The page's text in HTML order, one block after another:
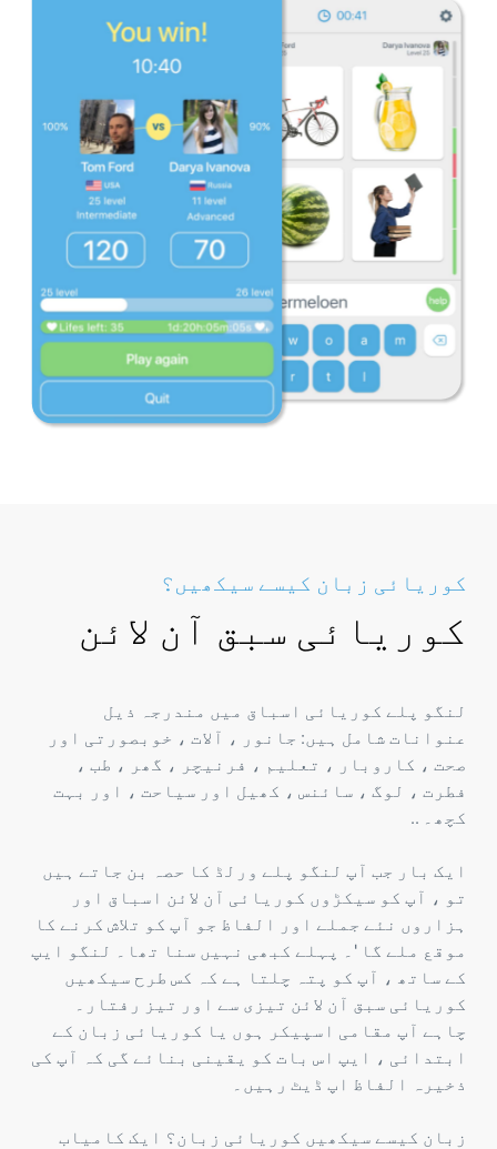
کوریائی زبان کیسے سیکھیں؟
کوریائی سبق آن لائن
لنگو پلے کوریائی اسباق میں مندرجہ ذیل
عنوانات شامل ہیں: جانور ، آلات ، خوبصورتی اور
صحت ، کاروبار ، تعلیم ، فرنیچر ، گھر ، طب ،
فطرت ، لوگ ، سائنس ، کھیل اور سیاحت ، اور بہت
کچھ۔ ..
ایک بار جب آپ لنگو پلے ورلڈ کا حصہ بن جاتے ہیں
تو ، آپ کو سیکڑوں کوریائی آن لائن اسباق اور
ہزاروں نئے جملے اور الفاظ جو آپ کو تلاش کرنے کا
موقع ملے گا '۔ پہلے کبھی نہیں سنا تھا۔ لنگو ایپ
کے ساتھ ، آپ کو پتہ چلتا ہے کہ کس طرح سیکھیں
کوریائی سبق آن لائن تیزی سے اور تیز رفتار۔
چاہے آپ مقامی اسپیکر ہوں یا کوریائی زبان کے
ابتدائی ، ایپ اس بات کو یقینی بنائے گی کہ آپ کی
ذخیرہ الفاظ اپ ڈیٹ رہیں۔
زبان کیسے سیکھیں کوریائی زبان؟ ایک کامیاب